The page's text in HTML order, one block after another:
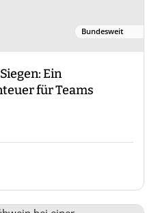
Bundesweit
Ein
für Teams